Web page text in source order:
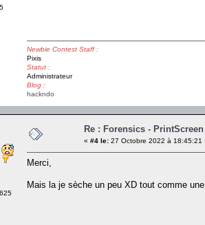
Newbie Contest Staff :
Pixis
Statut :
Administrateur
Blog :
hackndo
Re : Forensics - PrintScreen
« #4 le: 27 Octobre 2022 à 18:45:21
Merci,
Mais la je sèche un peu XD tout comme